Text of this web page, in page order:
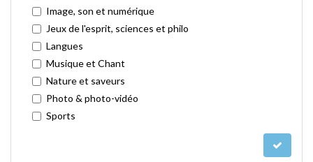
Image, son et numérique
Jeux de l'esprit, sciences et philo
Langues
Musique et Chant
Nature et saveurs
Photo & photo-vidéo
Sports